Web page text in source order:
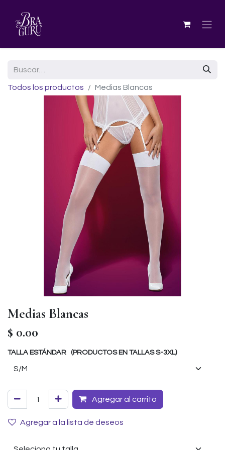
Todos los productos Medias Blancas
Medias Blancas
$ 0.00
TALLA ESTÁNDAR (PRODUCTOS EN TALLAS S-3XL)
Agregar al carrito
Agregar a la lista de deseos